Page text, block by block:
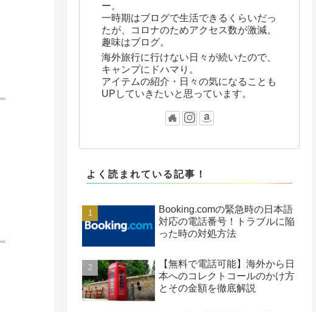
ー。
一時期はブログで生活できるくらいだっ
たが、コロナのためアクセス数が激減。
趣味はブログ。
海外旅行に行けない日々が続いたので、
キャンプにドハマり。
アイテムの紹介・日々の気になることも
UPしていきたいと思っています。
よく読まれている記事！
Booking.comの緊急時の日本語
対応の電話番号！トラブルに陥
った時の対処方法
【無料で電話可能】海外から日
本へのコレクトコールのかけ方
とその金額を徹底解説